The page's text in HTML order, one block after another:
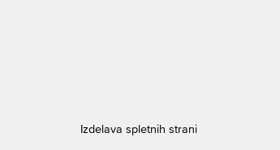
Izdelava spletnih strani